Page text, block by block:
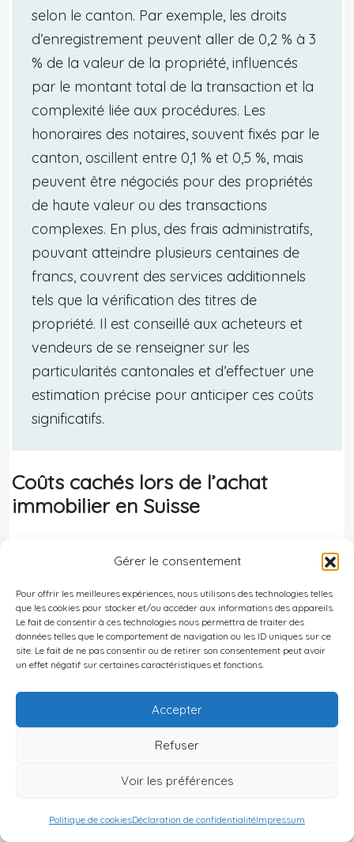
Gérer le consentement
Pour offrir les meilleures expériences, nous utilisons des technologies telles
que les cookies pour stocker et/ou accéder aux informations des appareils.
Le fait de consentir à ces technologies nous permettra de traiter des
données telles que le comportement de navigation ou les ID uniques sur ce
site. Le fait de ne pas consentir ou de retirer son consentement peut avoir
un effet négatif sur certaines caractéristiques et fonctions.
Accepter
Refuser
Voir les préférences
Politique de cookiesDéclaration de confidentialitéImpressum
selon le canton. Par exemple, les droits
d’enregistrement peuvent aller de 0,2 % à 3
% de la valeur de la propriété, influencés
par le montant total de la transaction et la
complexité liée aux procédures. Les
honoraires des notaires, souvent fixés par le
canton, oscillent entre 0,1 % et 0,5 %, mais
peuvent être négociés pour des propriétés
de haute valeur ou des transactions
complexes. En plus, des frais administratifs,
pouvant atteindre plusieurs centaines de
francs, couvrent des services additionnels
tels que la vérification des titres de
propriété. Il est conseillé aux acheteurs et
vendeurs de se renseigner sur les
particularités cantonales et d’effectuer une
estimation précise pour anticiper ces coûts
significatifs.
Coûts cachés lors de l’achat
immobilier en Suisse
nombreux coûts cachés s’ajoutent au prix affiché
du bien. Voici un aperçu structuré des frais
annexes à prévoir :
Principaux frais annexes lors de l’acte
d’achat
Poste de dépense Description
Rédaction et
des actes